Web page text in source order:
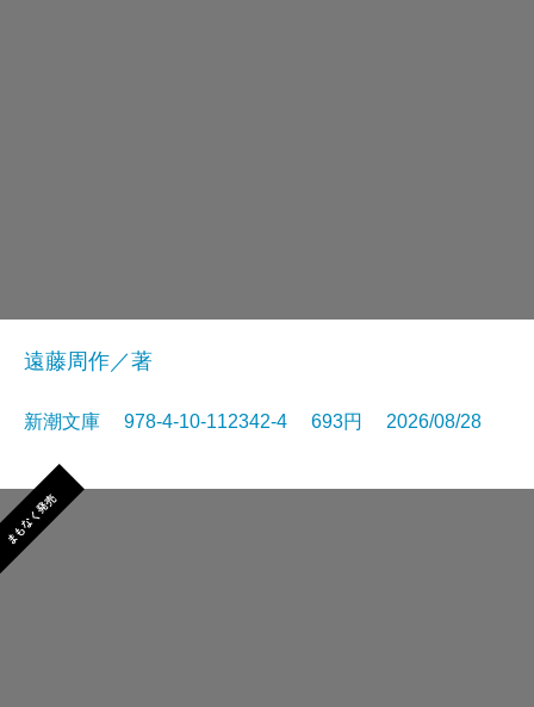
遠藤周作／著
新潮文庫 978-4-10-112342-4 693円 2026/08/28
まもなく発売